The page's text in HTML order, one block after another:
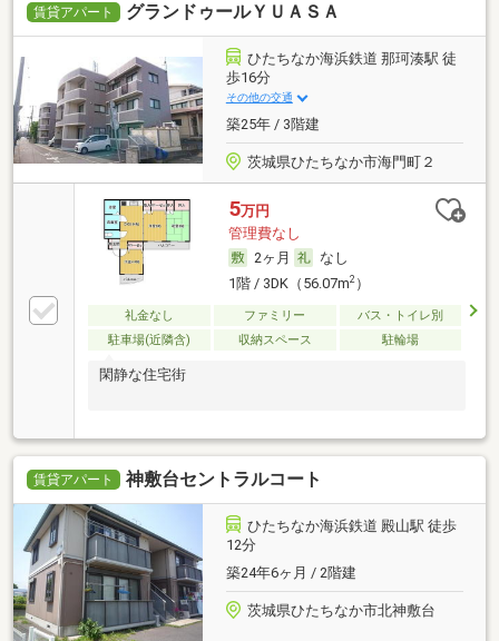
賃貸アパート グランドゥールＹＵＡＳＡ
ひたちなか海浜鉄道 那珂湊駅 徒
歩16分
その他の交通
築25年 / 3階建
茨城県ひたちなか市海門町２
5万円
管理費なし
2ヶ月
なし
1階 / 3DK（56.07m2）
礼金なし ファミリー
バス・トイレ別
駐車場(近隣含)
収納スペース 駐輪場
閑静な住宅街
賃貸アパート 神敷台セントラルコート
ひたちなか海浜鉄道 殿山駅 徒歩
12分
築24年6ヶ月 / 2階建
茨城県ひたちなか市北神敷台